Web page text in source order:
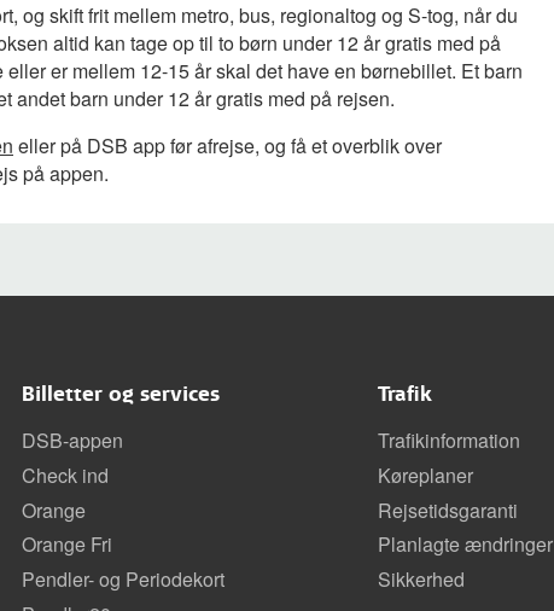
og skift frit mellem metro, bus, regionaltog og S-tog, når du
altid kan tage op til to børn under 12 år gratis med på
er mellem 12-15 år skal det have en børnebillet. Et barn
andet barn under 12 år gratis med på rejsen.
eller på DSB app før afrejse, og få et overblik over
på appen.
Billetter og services
DSB-appen
Check ind
Orange
Orange Fri
Pendler- og Periodekort
Trafik
Trafikinformation
Køreplaner
Rejsetidsgaranti
Planlagte ændringer
Sikkerhed